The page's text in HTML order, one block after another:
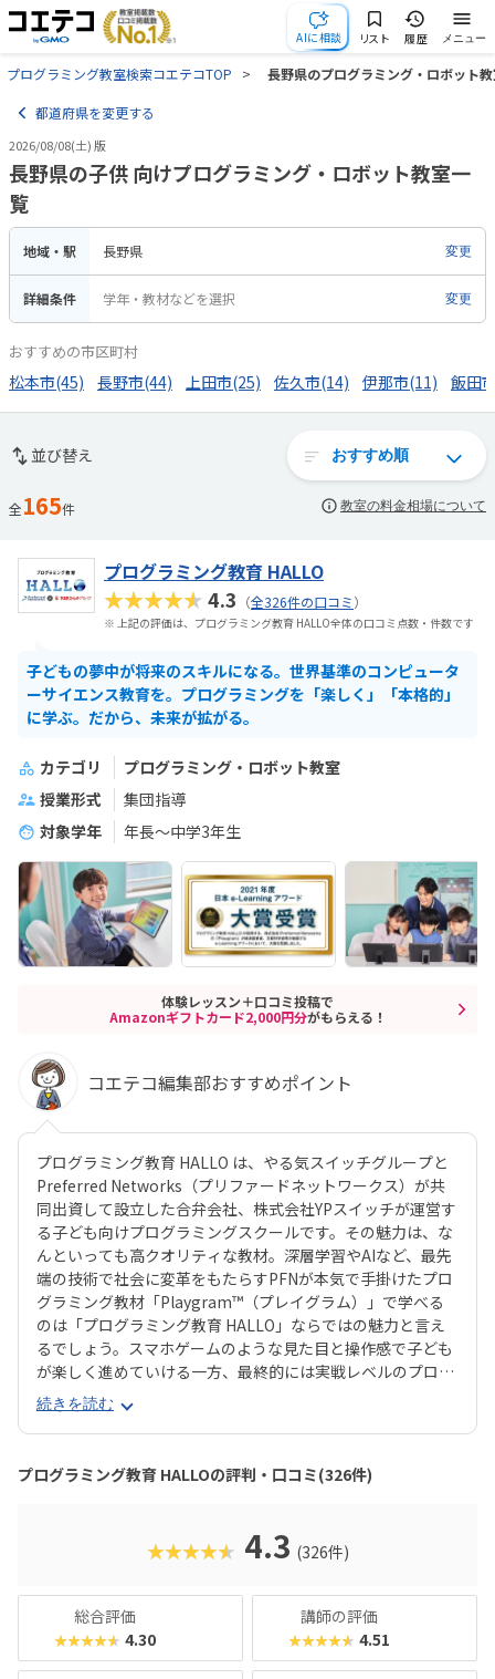
AIに相談 リスト 履歴 メニュー
プログラミング教室検索コエテコTOP 長野県のプログラミング・ロボット
都道府県を変更する
2026/08/08(土) 版
長野県の子供 向けプログラミング・ロボット教室一
覧
地域・駅 長野県 変更
詳細条件 学年・教材などを選択 変更
おすすめの市区町村
松本市(45) 長野市(44) 上田市(25) 佐久市(14) 伊那市(11) 飯田
並び替え
全165件 教室の料金相場について
プログラミング教育 HALLO
★★★★★4.3 （全326件の口コミ）
※ 上記の評価は、プログラミング教育 HALLO全体の口コミ点数・件数です
子どもの夢中が将来のスキルになる。世界基準のコンピュータ
ーサイエンス教育を。プログラミングを「楽しく」「本格的」
に学ぶ。だから、未来が拡がる。
カテゴリ
プログラミング・ロボット教室
授業形式
集団指導
対象学年
年長～中学3年生
体験レッスン＋口コミ投稿で
Amazonギフトカード2,000円分がもらえる！
コエテコ編集部おすすめポイント
プログラミング教育 HALLO は、やる気スイッチグループと
Preferred Networks（プリファードネットワークス）が共
同出資して設立した合弁会社、株式会社YPスイッチが運営す
る子ども向けプログラミングスクールです。その魅力は、な
んといっても高クオリティな教材。深層学習やAIなど、最先
端の技術で社会に変革をもたらすPFNが本気で手掛けたプロ
グラミング教材「Playgram™（プレイグラム）」で学べる
のは「プログラミング教育 HALLO」ならではの魅力と言え
るでしょう。スマホゲームのような見た目と操作感で子ども
が楽しく進めていける一方、最終的には実戦レベルのプログ
ラミングスキルが身につく「Playgram」には、まるでマイ
ンクラフト（マイクラ）のように3D空間をデザインできるモ
ードも。子どもの創造性と技術力、そのどちらも高めていけ
るスクールをお探しのご家庭にぴったりのスクールです。ま
た、運営元のやる気スイッチグループといえば、子どもの性
名。学習計画や講師とのマッチングに使われるそうで、「教
材はいいけど、先生との相性が……」なんてトラブルも極力
くの教室に足を運んでみてくださいね。
続きを読む
プログラミング教育 HALLOの評判・口コミ(326件)
★★★★★ 4.3 (326件)
総合評価
★★★★★ 4.30
講師の評価
★★★★★ 4.51